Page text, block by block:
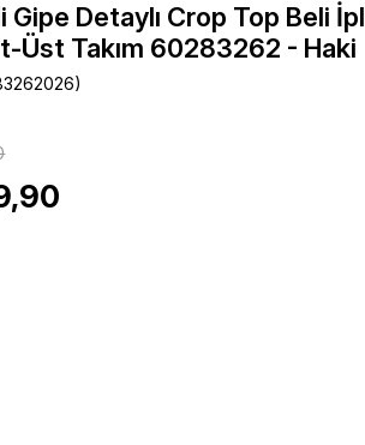
Gipe Detaylı Crop Top Beli
Üst Takım 60283262 - Haki